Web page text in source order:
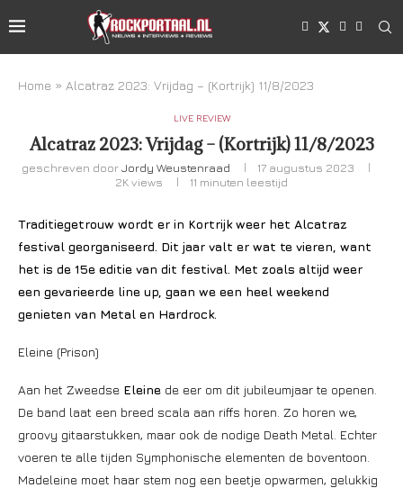
Home » Alcatraz 2023: Vrijdag – (Kortrijk) 11/8/2023
LIVE REVIEW
Alcatraz 2023: Vrijdag – (Kortrijk) 11/8/2023
geschreven doorJordy Weustenraad
17 augustus 2023
2K views 11 minuten leestijd
Traditiegetrouw wordt er in Kortrijk weer het Alcatraz
festival georganiseerd. Dit jaar valt er wat te vieren, want
het is de 15e editie van dit festival. Met zoals altijd weer
een gevarieerde line up, gaan we een heel weekend
genieten van Metal en Hardrock.
Eleine (Prison)
Aan het Zweedse Eleine de eer om dit jubileumjaar te openen.
De band laat een breed scala aan riffs horen. Zo horen we,
groovy gitaarstukken, maar ook de nodige Death Metal. Echter
voeren te alle tijden Symphonische elementen de boventoon.
Madeleine moet haar stem nog een beetje opwarmen, gelukkig